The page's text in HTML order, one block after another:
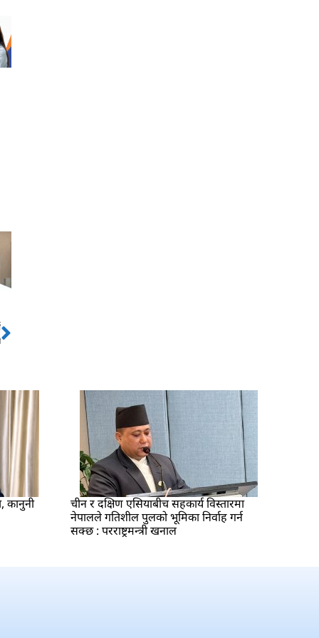
Next
कानुनी
चीन र दक्षिण एसियाबीच सहकार्य विस्तारमा
नेपालले गतिशील पुलको भूमिका निर्वाह गर्न
सक्छ : परराष्ट्रमन्त्री खनाल